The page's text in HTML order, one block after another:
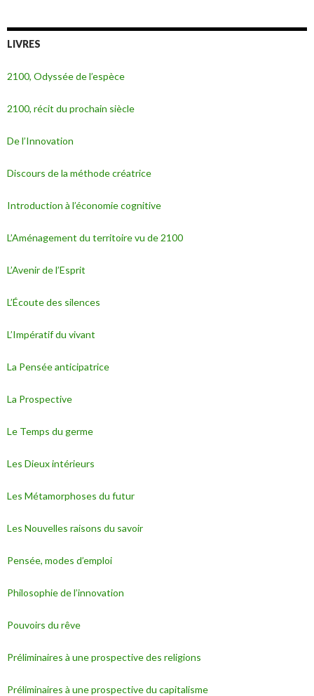
LIVRES
2100, Odyssée de l’espèce
2100, récit du prochain siècle
De l’Innovation
Discours de la méthode créatrice
Introduction à l’économie cognitive
L’Aménagement du territoire vu de 2100
L’Avenir de l’Esprit
L’Écoute des silences
L’Impératif du vivant
La Pensée anticipatrice
La Prospective
Le Temps du germe
Les Dieux intérieurs
Les Métamorphoses du futur
Les Nouvelles raisons du savoir
Pensée, modes d’emploi
Philosophie de l’innovation
Pouvoirs du rêve
Préliminaires à une prospective des religions
Préliminaires à une prospective du capitalisme